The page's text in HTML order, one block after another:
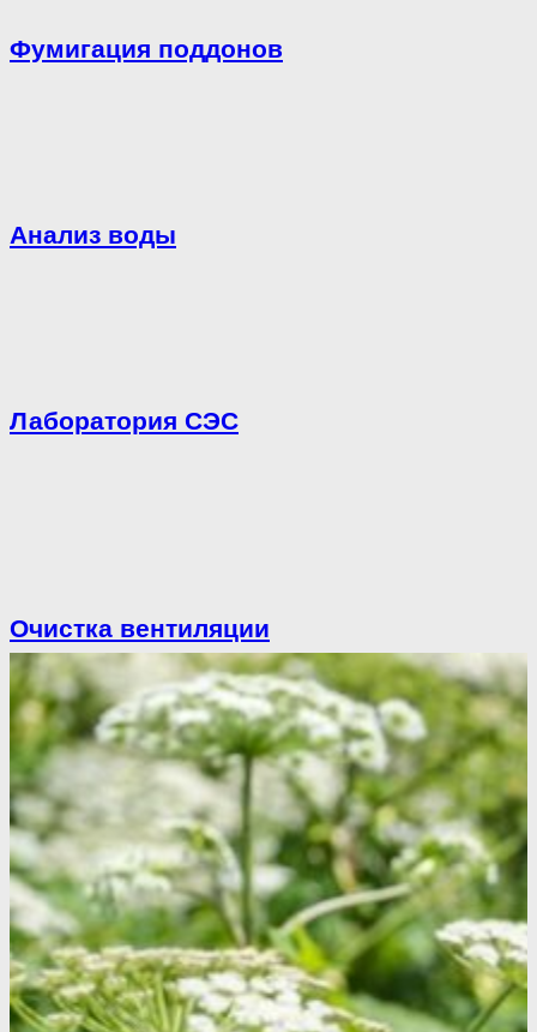
Фумигация поддонов
Анализ воды
Лаборатория СЭС
Очистка вентиляции